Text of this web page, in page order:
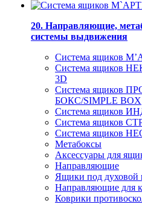
20. Направляющие,
системы выдвижения
Система ящиков
Система ящиков
3D
Система ящиков
БОКС/SIMPLE BOX
Система ящиков
Система ящиков
Система ящиков
Метабоксы
Аксессуары для
Направляющие
Ящики под духовой
Направляющие для
Коврики